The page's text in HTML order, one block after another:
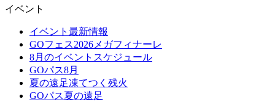
イベント
イベント最新情報
GOフェス2026メガフィナーレ
8月のイベントスケジュール
GOパス8月
夏の遠足凍てつく残火
GOパス夏の遠足